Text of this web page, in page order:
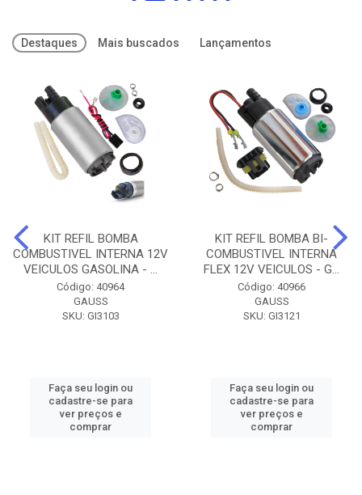
Destaques Mais buscados Lançamentos
KIT REFIL BOMBA
COMBUSTIVEL INTERNA 12V
VEICULOS GASOLINA - ...
Código: 40964
GAUSS
SKU: GI3103
Faça seu login ou
cadastre-se para
ver preços e
comprar
KIT REFIL BOMBA BI-
COMBUSTIVEL INTERNA
FLEX 12V VEICULOS - G...
Código: 40966
GAUSS
SKU: GI3121
Faça seu login ou
cadastre-se para
ver preços e
comprar